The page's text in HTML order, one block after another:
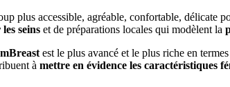
plus accessible, agréable, confortable, délicate
seins et de préparations locales qui modèlent la
est le plus avancé et le plus riche en
à mettre en évidence les caractéristiques